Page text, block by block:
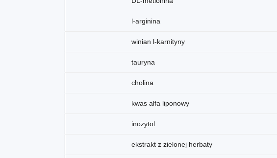
l-arginina
winian l-karnityny
tauryna
cholina
kwas alfa liponowy
inozytol
ekstrakt z zielonej herbaty